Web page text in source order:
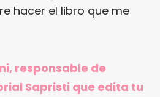
hacer el libro que me
responsable de
Sapristi que edita tu